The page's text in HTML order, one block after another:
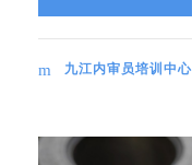
九江内审员培训中心